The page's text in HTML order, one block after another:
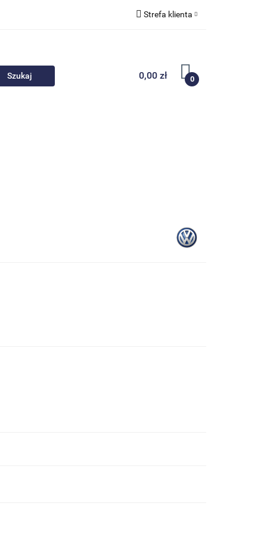
Strefa klienta
Zarejestruj się
Dodaj zgłoszenie
0,00 zł 0